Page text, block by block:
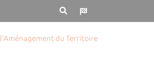
du Territoire